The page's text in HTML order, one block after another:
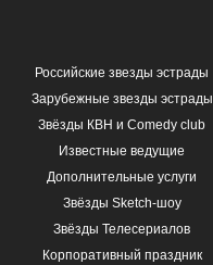
Российские звезды эстрады
Зарубежные звезды эстрады
Звёзды КВН и Comedy club
Известные ведущие
Дополнительные услуги
Звёзды Sketch-шоу
Звёзды Телесериалов
Корпоративный праздник